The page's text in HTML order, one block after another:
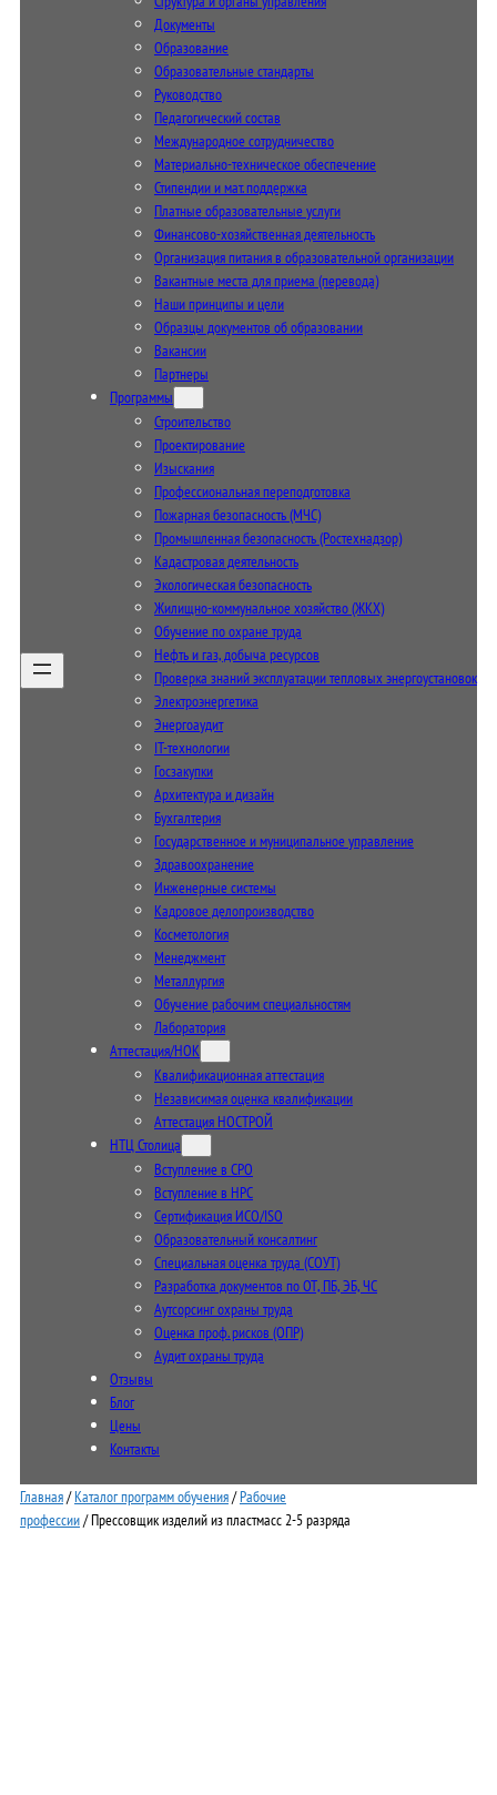
Документы
Образование
Образовательные стандарты
Руководство
Педагогический состав
Международное сотрудничество
Материально-техническое обеспечение
Стипендии и мат. поддержка
Платные образовательные услуги
Финансово-хозяйственная деятельность
Организация питания в образовательной организации
Вакантные места для приема (перевода)
Наши принципы и цели
Образцы документов об образовании
Вакансии
Партнеры
Программы
Строительство
Проектирование
Изыскания
Профессиональная переподготовка
Пожарная безопасность (МЧС)
Промышленная безопасность (Ростехнадзор)
Кадастровая деятельность
Экологическая безопасность
Жилищно-коммунальное хозяйство (ЖКХ)
Обучение по охране труда
Нефть и газ, добыча ресурсов
Проверка знаний эксплуатации тепловых энергоустановок
Электроэнергетика
Энергоаудит
IT-технологии
Госзакупки
Архитектура и дизайн
Бухгалтерия
Государственное и муниципальное управление
Здравоохранение
Инженерные системы
Кадровое делопроизводство
Косметология
Менеджмент
Металлургия
Обучение рабочим специальностям
Лаборатория
Аттестация/НОК
Квалификационная аттестация
Независимая оценка квалификации
Аттестация НОСТРОЙ
НТЦ Столица
Вступление в СРО
Вступление в НРС
Сертификация ИСО/ISO
Образовательный консалтинг
Специальная оценка труда (СОУТ)
Разработка документов по ОТ, ПБ, ЭБ, ЧС
Аутсорсинг охраны труда
Оценка проф. рисков (ОПР)
Аудит охраны труда
Отзывы
Блог
Цены
Контакты
Главная/Каталог программ обучения/Рабочие
профессии/ Прессовщик изделий из пластмасс 2-5 разряда